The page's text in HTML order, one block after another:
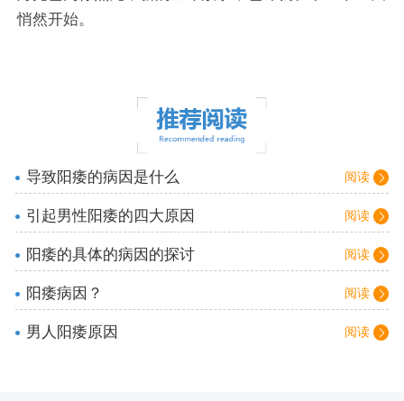
悄然开始。
阅读
导致阳痿的病因是什么
阅读
引起男性阳痿的四大原因
阅读
阳痿的具体的病因的探讨
阅读
阳痿病因？
阅读
男人阳痿原因